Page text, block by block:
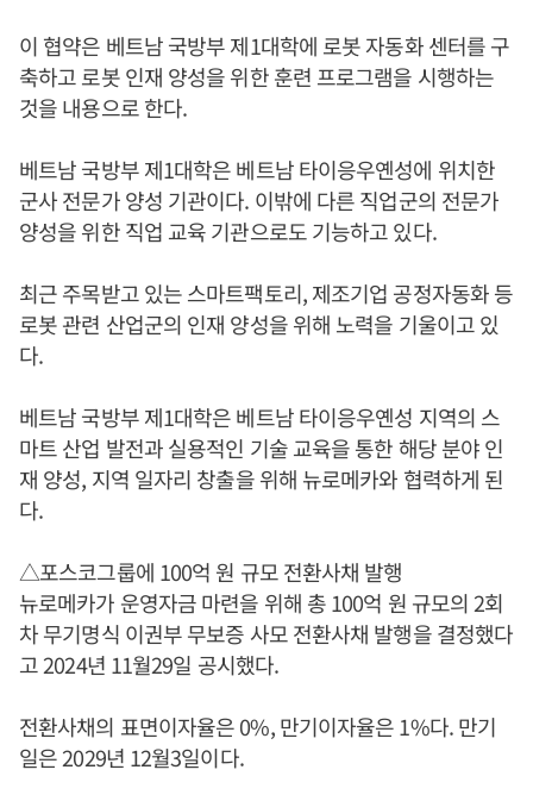
이 협약은 베트남 국방부 제1대학에 로봇 자동화 센터를 구
축하고 로봇 인재 양성을 위한 훈련 프로그램을 시행하는
것을 내용으로 한다.
베트남 국방부 제1대학은 베트남 타이응우옌성에 위치한
군사 전문가 양성 기관이다. 이밖에 다른 직업군의 전문가
양성을 위한 직업 교육 기관으로도 기능하고 있다.
최근 주목받고 있는 스마트팩토리, 제조기업 공정자동화 등
로봇 관련 산업군의 인재 양성을 위해 노력을 기울이고 있
다.
베트남 국방부 제1대학은 베트남 타이응우옌성 지역의 스
마트 산업 발전과 실용적인 기술 교육을 통한 해당 분야 인
재 양성, 지역 일자리 창출을 위해 뉴로메카와 협력하게 된
다.
△포스코그룹에 100억 원 규모 전환사채 발행
뉴로메카가 운영자금 마련을 위해 총 100억 원 규모의 2회
차 무기명식 이권부 무보증 사모 전환사채 발행을 결정했다
고 2024년 11월29일 공시했다.
전환사채의 표면이자율은 0%, 만기이자율은 1%다. 만기
일은 2029년 12월3일이다.